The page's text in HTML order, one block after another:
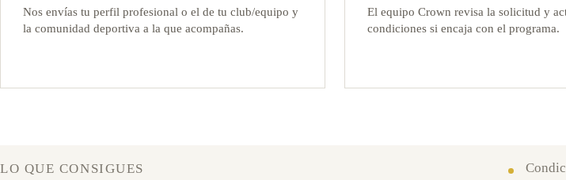
Nos envías tu perfil profesional o el de tu club/equipo y
la comunidad deportiva a la que acompañas.
El equipo Crown revisa la solicitud y
condiciones si encaja con el programa.
LO QUE CONSIGUES